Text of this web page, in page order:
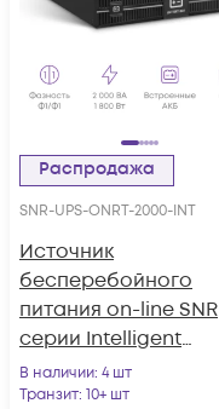
Распродажа
SNR-UPS-ONRT-2000-INT
Источник
бесперебойного
питания on-line SNR
серии Intelligent
2000 VA, 72VDC
В наличии: 4 шт
Транзит: 10+ шт